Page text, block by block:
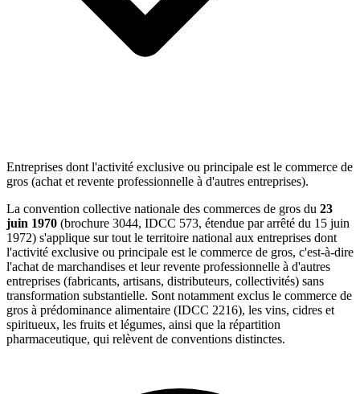
Entreprises dont l'activité exclusive ou principale est le commerce de
gros (achat et revente professionnelle à d'autres entreprises).
La convention collective nationale des commerces de gros du 23
juin 1970 (brochure 3044, IDCC 573, étendue par arrêté du 15 juin
1972) s'applique sur tout le territoire national aux entreprises dont
l'activité exclusive ou principale est le commerce de gros, c'est-à-dire
l'achat de marchandises et leur revente professionnelle à d'autres
entreprises (fabricants, artisans, distributeurs, collectivités) sans
transformation substantielle. Sont notamment exclus le commerce de
gros à prédominance alimentaire (IDCC 2216), les vins, cidres et
spiritueux, les fruits et légumes, ainsi que la répartition
pharmaceutique, qui relèvent de conventions distinctes.